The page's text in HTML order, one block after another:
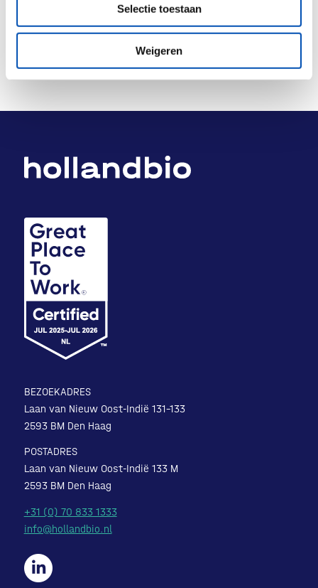
Selectie toestaan
Weigeren
BEZOEKADRES
Laan van Nieuw Oost-Indië 131-133
2593 BM Den Haag
POSTADRES
Laan van Nieuw Oost-Indië 133 M
2593 BM Den Haag
+31 (0) 70 833 1333
info@hollandbio.nl